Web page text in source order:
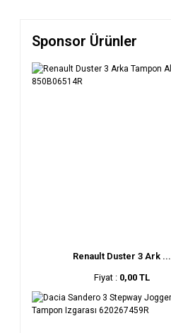
Sponsor Ürünler
Renault Duster 3 Ark ...
Fiyat : 0,00 TL